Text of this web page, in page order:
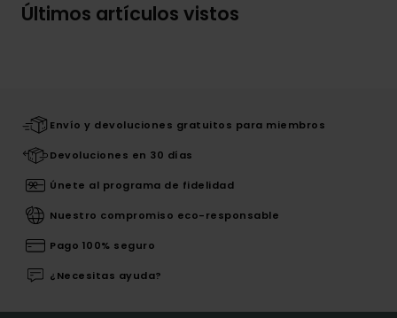
Últimos artículos vistos
Envío y devoluciones gratuitos para miembros
Devoluciones en 30 días
Únete al programa de fidelidad
Nuestro compromiso eco-responsable
Pago 100% seguro
¿Necesitas ayuda?